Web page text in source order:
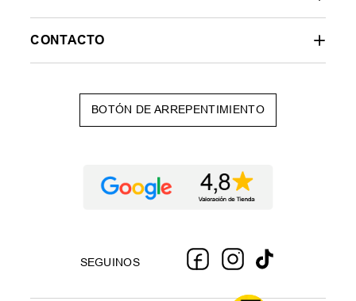
CONTACTO
BOTÓN DE ARREPENTIMIENTO
SEGUINOS